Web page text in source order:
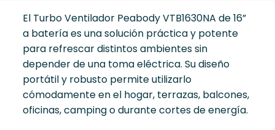
El Turbo Ventilador Peabody VTB1630NA de 16”
a batería es una solución práctica y potente
para refrescar distintos ambientes sin
depender de una toma eléctrica. Su diseño
portátil y robusto permite utilizarlo
cómodamente en el hogar, terrazas, balcones,
oficinas, camping o durante cortes de energía.